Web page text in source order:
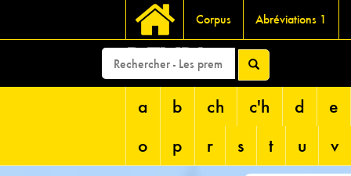
Corpus Abréviations 1
DEVRI
a b ch c'h d
e
o
p r s t u v